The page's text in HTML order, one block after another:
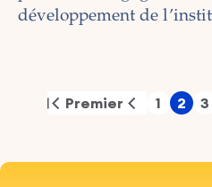
développement de
Pagination
First
Premier
Previous
Page
1 Page
2 3